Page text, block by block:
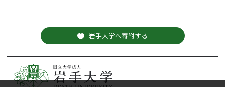
岩手大学へ寄附する